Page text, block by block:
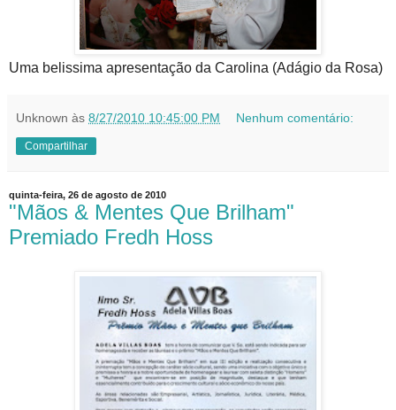
Uma belissima apresentação da Carolina (Adágio da Rosa)
Unknown às 8/27/2010 10:45:00 PM Nenhum comentário:
Compartilhar
quinta-feira, 26 de agosto de 2010
"Mãos & Mentes Que Brilham"
Premiado Fredh Hoss